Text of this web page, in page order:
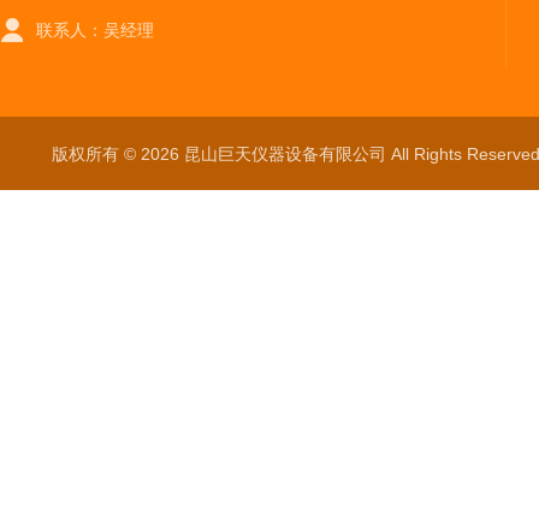
联系人：吴经理
版权所有 © 2026 昆山巨天仪器设备有限公司 All Rights